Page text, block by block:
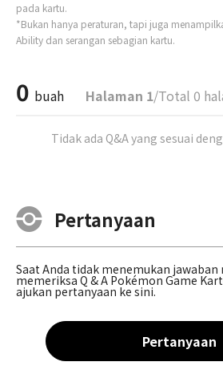
pada kartu.
*Bukan hanya peraturan, tapi juga
Ability dan serangan sebagian kartu.
0 buah Halaman 1/Total 0
Tidak ada Q&A yang sesuai
Pertanyaan
Saat Anda tidak menemukan
memeriksa Q & A Pokémon Game
ajukan pertanyaan ke sini.
Pertanyaan